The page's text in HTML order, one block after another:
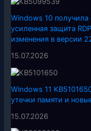
Windows 10
усиленная защита
изменения в версии
15.07.2026
Windows 11
утечки памяти и
15.07.2026